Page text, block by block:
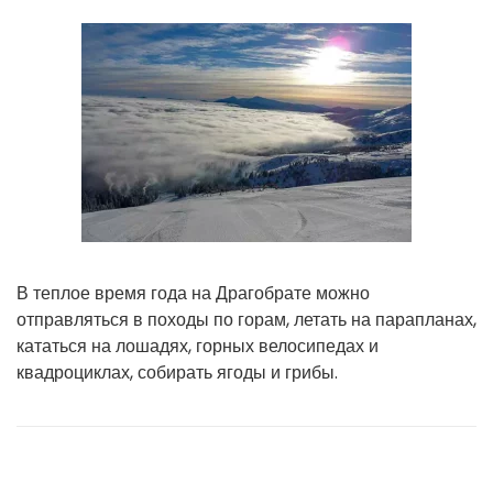
В теплое время года на Драгобрате можно
отправляться в походы по горам, летать на парапланах,
кататься на лошадях, горных велосипедах и
квадроциклах, собирать ягоды и грибы.